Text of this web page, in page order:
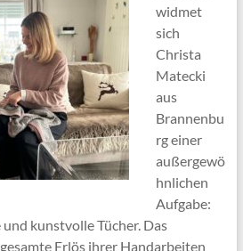
widmet
sich
Christa
Matecki
aus
Brannenbu
rg einer
außergewö
hnlichen
Aufgabe:
kunstvolle Tücher. Das
Erlös ihrer Handarbeiten